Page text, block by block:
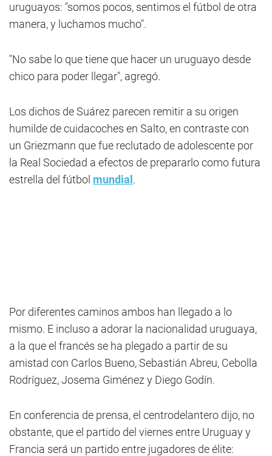
uruguayos: "somos pocos, sentimos el fútbol de otra
manera, y luchamos mucho".
"No sabe lo que tiene que hacer un uruguayo desde
chico para poder llegar", agregó.
Los dichos de Suárez parecen remitir a su origen
humilde de cuidacoches en Salto, en contraste con
un Griezmann que fue reclutado de adolescente por
la Real Sociedad a efectos de prepararlo como futura
estrella del fútbol mundial .
Por diferentes caminos ambos han llegado a lo
mismo. E incluso a adorar la nacionalidad uruguaya,
a la que el francés se ha plegado a partir de su
amistad con Carlos Bueno, Sebastián Abreu, Cebolla
Rodríguez, Josema Giménez y Diego Godín.
En conferencia de prensa, el centrodelantero dijo, no
obstante, que el partido del viernes entre Uruguay y
Francia será un partido entre jugadores de élite: